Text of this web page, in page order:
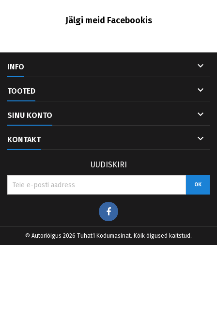
Jälgi meid Facebookis
INFO 
TOOTED 
SINU KONTO 
KONTAKT 
UUDISKIRI
Facebook
© Autoriõigus 2026 Tuhat1 Kodumasinat. Kõik õigused kaitstud.